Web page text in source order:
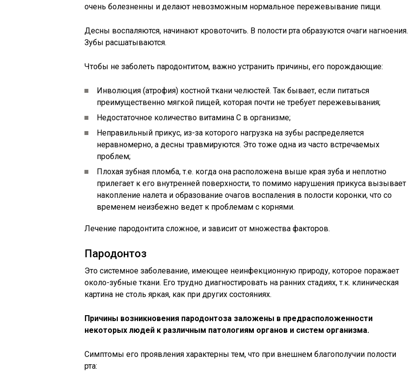
очень болезненны и делают невозможным нормальное пережевывание пищи.
Десны воспаляются, начинают кровоточить. В полости рта образуются очаги нагноения.
Зубы расшатываются.
Чтобы не заболеть пародонтитом, важно устранить причины, его порождающие:
Инволюция (атрофия) костной ткани челюстей. Так бывает, если питаться
преимущественно мягкой пищей, которая почти не требует пережевывания;
Недостаточное количество витамина С в организме;
Неправильный прикус, из-за которого нагрузка на зубы распределяется
неравномерно, а десны травмируются. Это тоже одна из часто встречаемых
проблем;
Плохая зубная пломба, т.е. когда она расположена выше края зуба и неплотно
прилегает к его внутренней поверхности, то помимо нарушения прикуса вызывает
накопление налета и образование очагов воспаления в полости коронки, что со
временем неизбежно ведет к проблемам с корнями.
Лечение пародонтита сложное, и зависит от множества факторов.
Пародонтоз
Это системное заболевание, имеющее неинфекционную природу, которое поражает
около-зубные ткани. Его трудно диагностировать на ранних стадиях, т.к. клиническая
картина не столь яркая, как при других состояниях.
Причины возникновения пародонтоза заложены в предрасположенности
некоторых людей к различным патологиям органов и систем организма.
Симптомы его проявления характерны тем, что при внешнем благополучии полости
рта: